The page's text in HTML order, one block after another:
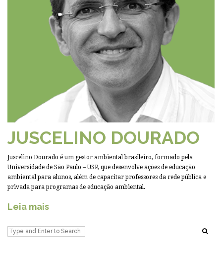
JUSCELINO DOURADO
Juscelino Dourado é um gestor ambiental brasileiro, formado pela
Universidade de São Paulo – USP, que desenvolve ações de educação
ambiental para alunos, além de capacitar professores da rede pública e
privada para programas de educação ambiental.
Leia mais